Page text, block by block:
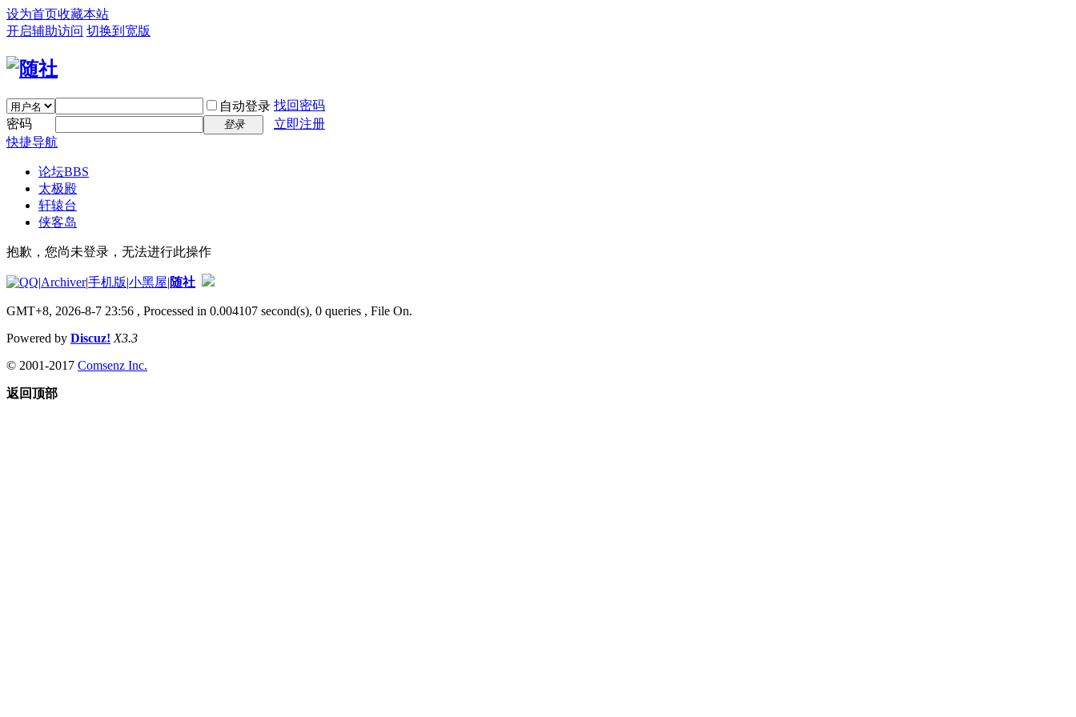
设为首页收藏本站
开启辅助访问 切换到宽版
自动登录 找回密码
密码
登录
立即注册
快捷导航
论坛BBS
太极殿
轩辕台
侠客岛
抱歉，您尚未登录，无法进行此操作
|Archiver|手机版|小黑屋|随社
GMT+8, 2026-8-7 23:56 , Processed in 0.004107 second(s), 0 queries , File On.
Powered by Discuz! X3.3
© 2001-2017 Comsenz Inc.
返回顶部